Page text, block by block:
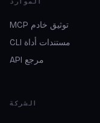
توثيق خادم MCP
مستندات أداة CLI
مرجع API
الشركة